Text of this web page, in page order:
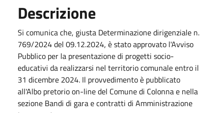
Descrizione
Si comunica che, giusta Determinazione dirigenziale n.
769/2024 del 09.12.2024, è stato approvato l'Avviso
Pubblico per la presentazione di progetti socio-
educativi da realizzarsi nel territorio comunale entro il
31 dicembre 2024. Il provvedimento è pubblicato
all'Albo pretorio on-line del Comune di Colonna e nella
sezione Bandi di gara e contratti di Amministrazione